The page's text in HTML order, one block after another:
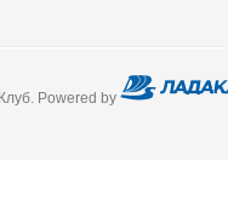
Powered by